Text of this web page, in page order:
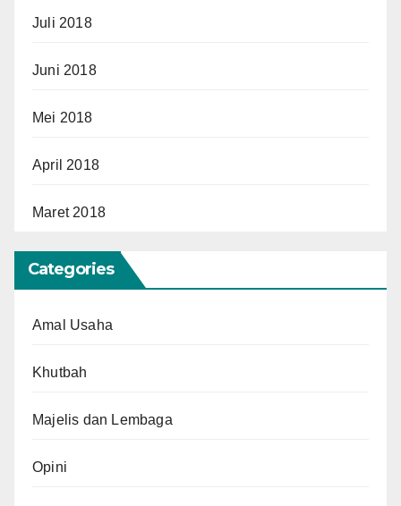
Juli 2018
Juni 2018
Mei 2018
April 2018
Maret 2018
Categories
Amal Usaha
Khutbah
Majelis dan Lembaga
Opini